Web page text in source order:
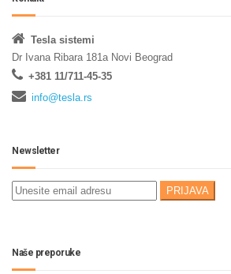
Tesla sistemi
Dr Ivana Ribara 181a Novi Beograd
+381 11/711-45-35
info@tesla.rs
Newsletter
Naše preporuke